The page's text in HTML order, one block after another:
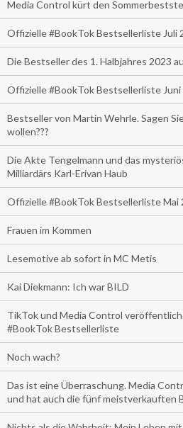
Media Control kürt den
Offizielle #BookTok Bestsellerliste Juli
Die Bestseller des 1. Halbjahres 2023
Offizielle #BookTok Bestsellerliste Juni
Bestseller von Martin Wehrle. Sagen
wollen???
Die Akte Tengelmann und das
Milliardärs Karl-Erivan Haub
Offizielle #BookTok Bestsellerliste Mai
Frauen im Kommen
Lesemotive ab sofort in MC Metis
Kai Diekmann: Ich war BILD
TikTok und Media Control
#BookTok Bestsellerliste
Noch wach?
Das ist eine Überraschung. Media
und hat auch die fünf meistverkauften